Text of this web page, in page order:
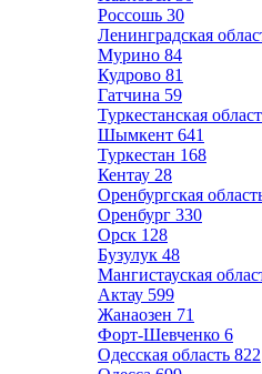
Россошь 30
Ленинградская
Мурино 84
Кудрово 81
Гатчина 59
Туркестанская
Шымкент 641
Туркестан 168
Кентау 28
Оренбургская
Оренбург 330
Орск 128
Бузулук 48
Мангистауская
Актау 599
Жанаозен 71
Форт-Шевченко 6
Одесская область 822